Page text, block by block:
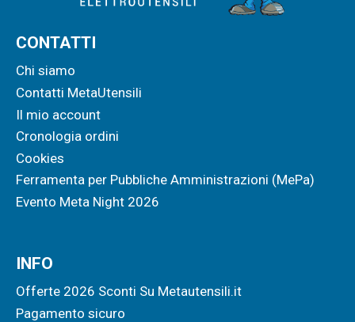
CONTATTI
Chi siamo
Contatti MetaUtensili
Il mio account
Cronologia ordini
Cookies
Ferramenta per Pubbliche Amministrazioni (MePa)
Evento Meta Night 2026
INFO
Offerte 2026 Sconti Su Metautensili.it
Pagamento sicuro